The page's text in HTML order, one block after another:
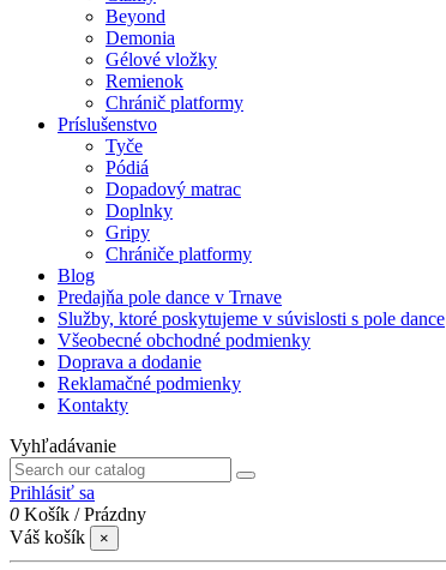
Beyond
Demonia
Gélové vložky
Remienok
Chránič platformy
Príslušenstvo
Tyče
Pódiá
Dopadový matrac
Doplnky
Gripy
Chrániče platformy
Blog
Predajňa pole dance v Trnave
Služby, ktoré poskytujeme v súvislosti s pole dance
Všeobecné obchodné podmienky
Doprava a dodanie
Reklamačné podmienky
Kontakty
Vyhľadávanie
Prihlásiť sa
0 Košík /Prázdny
Váš košík
×